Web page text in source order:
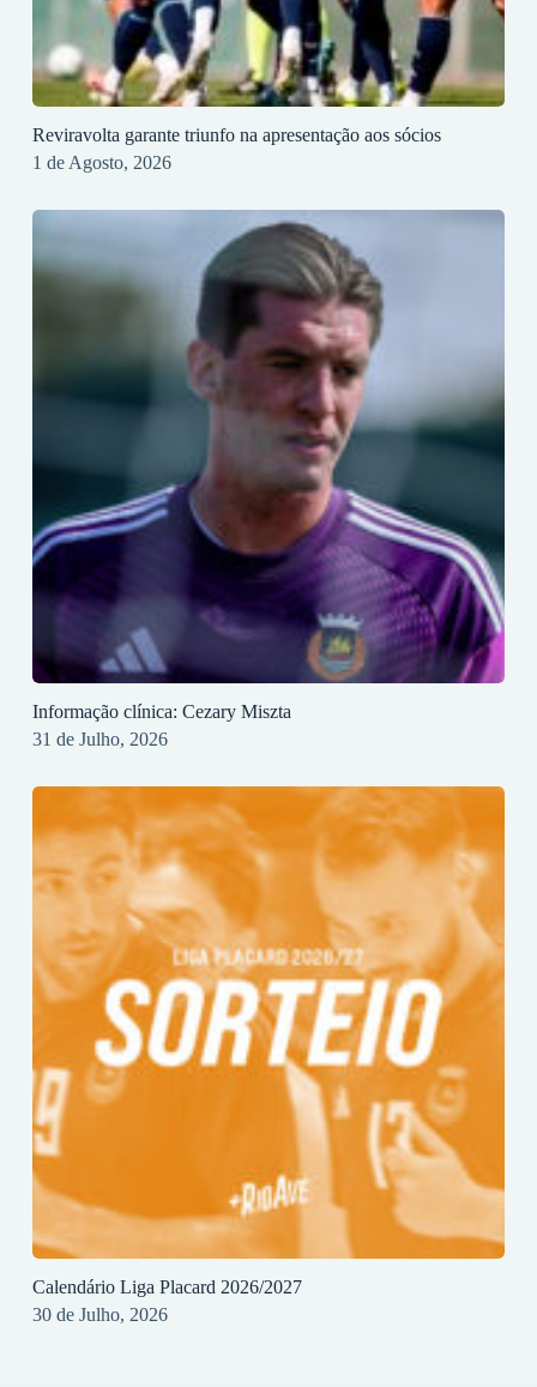
Reviravolta garante triunfo na apresentação aos sócios
1 de Agosto, 2026
Informação clínica: Cezary Miszta
31 de Julho, 2026
Calendário Liga Placard 2026/2027
30 de Julho, 2026